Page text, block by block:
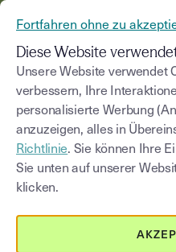
Blog
Kategorie auswählen
Digitalisierung
Fortfahren ohne zu
Diese Website
Unsere Website verwendet
verbessern, Ihre
personalisierte Werbung
anzuzeigen, alles in
Richtlinie. Sie können Ihre
Sie unten auf unserer
klicken.